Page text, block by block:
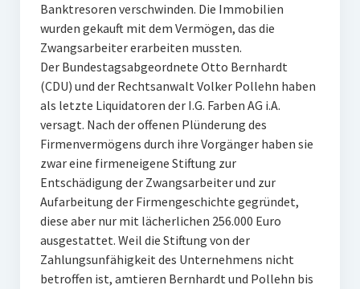
Banktresoren verschwinden. Die Immobilien
wurden gekauft mit dem Vermögen, das die
Zwangsarbeiter erarbeiten mussten.
Der Bundestagsabgeordnete Otto Bernhardt
(CDU) und der Rechtsanwalt Volker Pollehn haben
als letzte Liquidatoren der I.G. Farben AG i.A.
versagt. Nach der offenen Plünderung des
Firmenvermögens durch ihre Vorgänger haben sie
zwar eine firmeneigene Stiftung zur
Entschädigung der Zwangsarbeiter und zur
Aufarbeitung der Firmengeschichte gegründet,
diese aber nur mit lächerlichen 256.000 Euro
ausgestattet. Weil die Stiftung von der
Zahlungsunfähigkeit des Unternehmens nicht
betroffen ist, amtieren Bernhardt und Pollehn bis